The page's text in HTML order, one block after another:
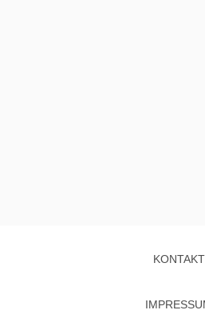
KONTAKT